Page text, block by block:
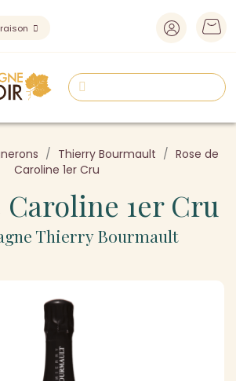
Thierry Bourmault
Rose de
Caroline 1er Cru
Caroline 1er Cru
Thierry Bourmault